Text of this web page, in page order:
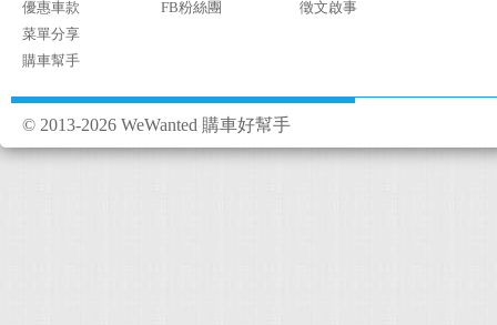
優惠車款
菜單分享
購車幫手
FB粉絲團
徵文啟事
© 2013-2026 WeWanted 購車好幫手